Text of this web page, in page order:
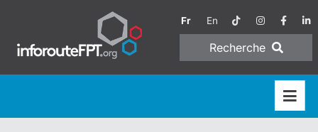
Fr En
Recherche